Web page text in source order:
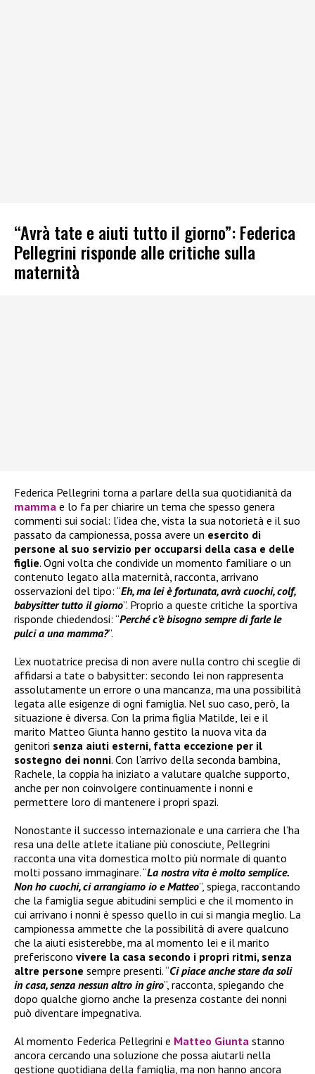
“Avrà tate e aiuti tutto il giorno”: Federica
Pellegrini risponde alle critiche sulla
maternità
Federica Pellegrini torna a parlare della sua quotidianità da
mamma e lo fa per chiarire un tema che spesso genera
commenti sui social: l’idea che, vista la sua notorietà e il suo
passato da campionessa, possa avere un esercito di
persone al suo servizio per occuparsi della casa e delle
figlie. Ogni volta che condivide un momento familiare o un
contenuto legato alla maternità, racconta, arrivano
osservazioni del tipo: “Eh, ma lei è fortunata, avrà cuochi, colf,
babysitter tutto il giorno”. Proprio a queste critiche la sportiva
risponde chiedendosi: “Perché c’è bisogno sempre di farle le
pulci a una mamma?”.
L’ex nuotatrice precisa di non avere nulla contro chi sceglie di
affidarsi a tate o babysitter: secondo lei non rappresenta
assolutamente un errore o una mancanza, ma una possibilità
legata alle esigenze di ogni famiglia. Nel suo caso, però, la
situazione è diversa. Con la prima figlia Matilde, lei e il
marito Matteo Giunta hanno gestito la nuova vita da
genitori senza aiuti esterni, fatta eccezione per il
sostegno dei nonni. Con l’arrivo della seconda bambina,
Rachele, la coppia ha iniziato a valutare qualche supporto,
anche per non coinvolgere continuamente i nonni e
permettere loro di mantenere i propri spazi.
Nonostante il successo internazionale e una carriera che l’ha
resa una delle atlete italiane più conosciute, Pellegrini
racconta una vita domestica molto più normale di quanto
molti possano immaginare. “La nostra vita è molto semplice.
Non ho cuochi, ci arrangiamo io e Matteo”, spiega, raccontando
che la famiglia segue abitudini semplici e che il momento in
cui arrivano i nonni è spesso quello in cui si mangia meglio. La
campionessa ammette che la possibilità di avere qualcuno
che la aiuti esisterebbe, ma al momento lei e il marito
preferiscono vivere la casa secondo i propri ritmi, senza
altre persone sempre presenti. “Ci piace anche stare da soli
in casa, senza nessun altro in giro”, racconta, spiegando che
dopo qualche giorno anche la presenza costante dei nonni
può diventare impegnativa.
Al momento Federica Pellegrini e Matteo Giunta stanno
ancora cercando una soluzione che possa aiutarli nella
gestione quotidiana della famiglia, ma non hanno ancora